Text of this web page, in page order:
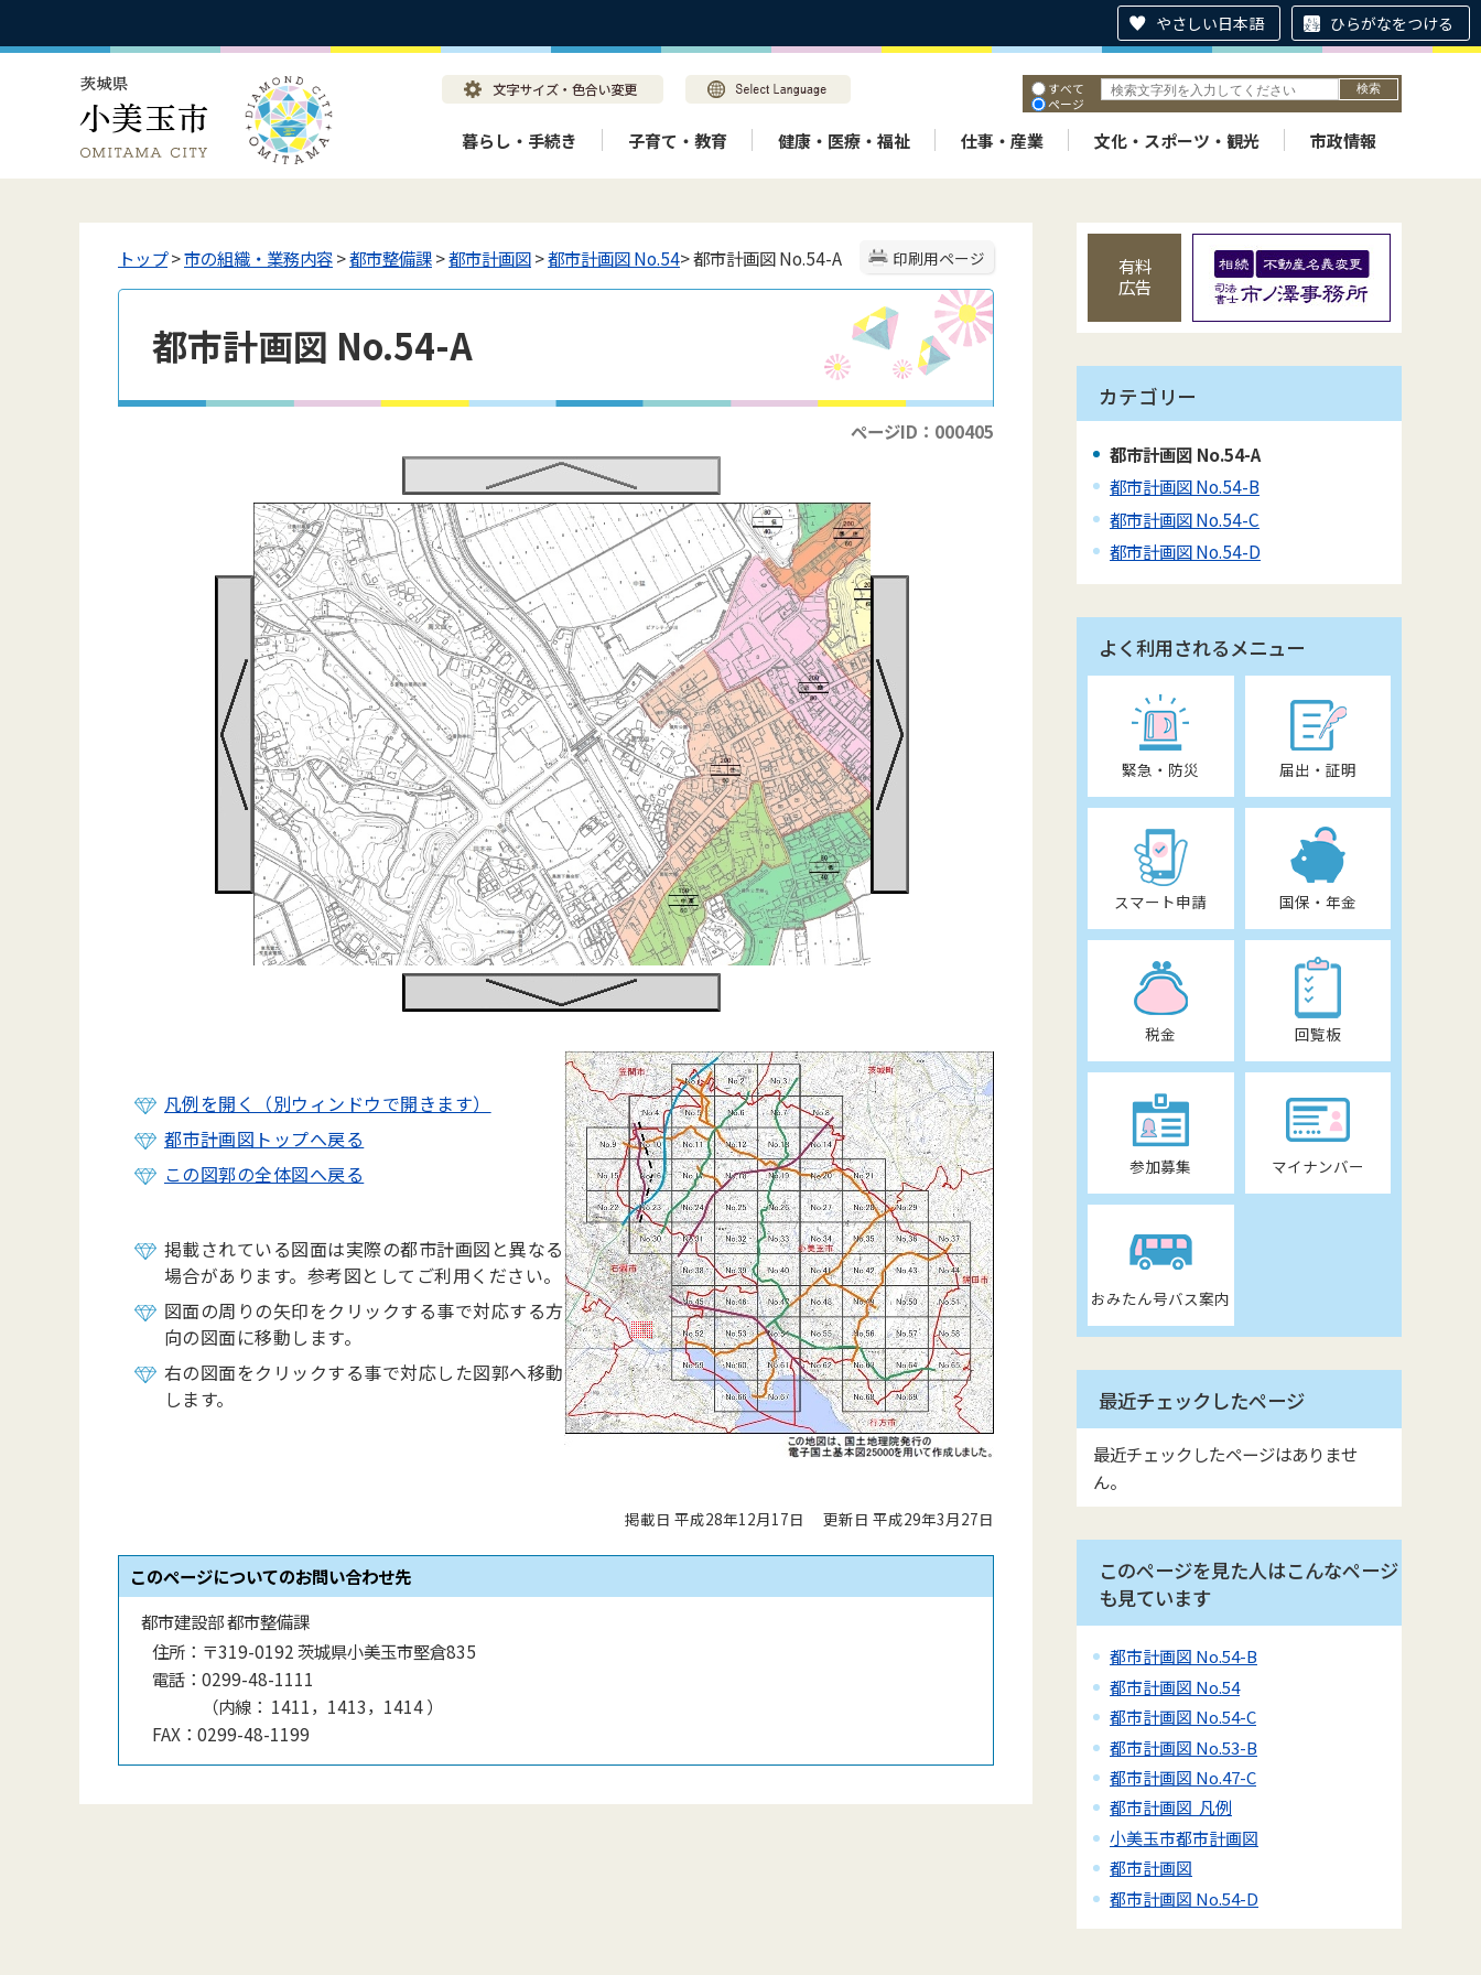
やさしい日本語 ひらがなをつける
すべて
ページ
暮らし・手続き 子育て・教育 健康・医療・福祉 仕事・産業 文化・スポーツ・観光 市政情報
印刷用ページ
トップ>市の組織・業務内容>都市整備課>都市計画図>都市計画図 No.54> 都市計画図 No.54-A
都市計画図 No.54-A
ページID：000405
凡例を開く（別ウィンドウで開きます）
都市計画図トップへ戻る
この図郭の全体図へ戻る
掲載されている図面は実際の都市計画図と異なる
場合があります。参考図としてご利用ください。
図面の周りの矢印をクリックする事で対応する方
向の図面に移動します。
右の図面をクリックする事で対応した図郭へ移動
します。
掲載日 平成28年12月17日 更新日 平成29年3月27日
このページについてのお問い合わせ先
都市建設部 都市整備課
住所： 〒319-0192 茨城県小美玉市堅倉835
電話： 0299-48-1111
（内線 ： 1411，1413，1414）
FAX： 0299-48-1199
有料
広告
カテゴリー
都市計画図 No.54-A
都市計画図 No.54-B
都市計画図 No.54-C
都市計画図 No.54-D
よく利用されるメニュー
緊急・防災 届出・証明
スマート申請 国保・年金
税金 回覧板
参加募集 マイナンバー
おみたん号バス案内
最近チェックしたページ
最近チェックしたページはありませ
ん。
このページを見た人はこんなページ
も見ています
都市計画図 No.54-B
都市計画図 No.54
都市計画図 No.54-C
都市計画図 No.53-B
都市計画図 No.47-C
都市計画図 凡例
小美玉市都市計画図
都市計画図
都市計画図 No.54-D